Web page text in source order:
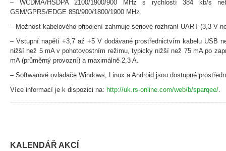
– WCDMA/HSDPA 2100/1900/900 MHz s rychlostí 384 kb/s
GSM/GPRS/EDGE 850/900/1800/1900 MHz.
– Možnost kabelového připojení zahrnuje sériové rozhraní UART (3,3 V
– Vstupní napětí +3,7 až +5 V dodávané prostřednictvím kabelu USB
nižší než 5 mA v pohotovostním režimu, typicky nižší než 75 mA po
mA (průměrný provozní) a maximálně 2,3 A.
– Softwarové ovladače Windows, Linux a Android jsou dostupné
Více informací je k dispozici na: http://uk.rs-online.com/web/b/sparqee/
KALENDÁŘ AKCÍ